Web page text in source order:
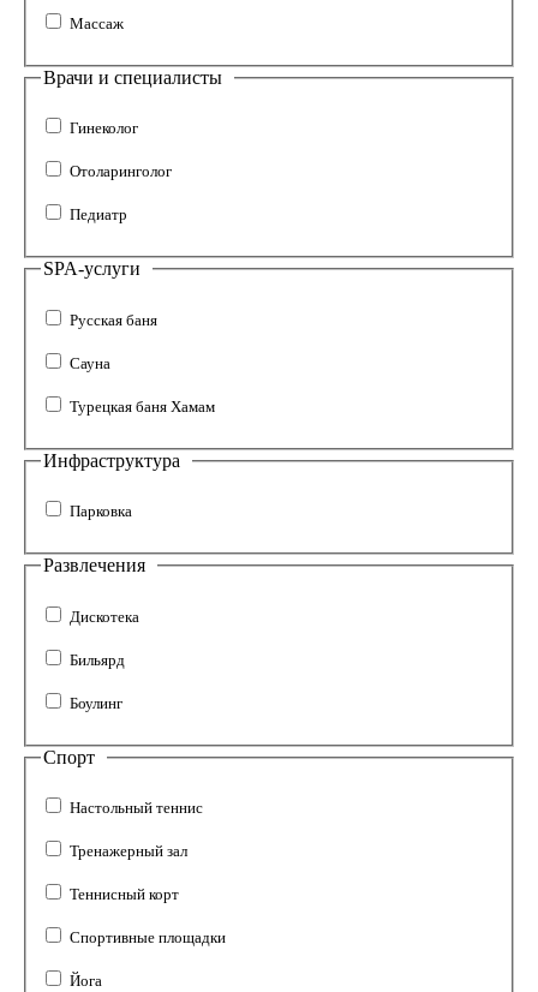
Массаж
Врачи и специалисты
Гинеколог
Отоларинголог
Педиатр
SPA-услуги
Русская баня
Сауна
Турецкая баня Хамам
Инфраструктура
Парковка
Развлечения
Дискотека
Бильярд
Боулинг
Спорт
Настольный теннис
Тренажерный зал
Теннисный корт
Спортивные площадки
Йога